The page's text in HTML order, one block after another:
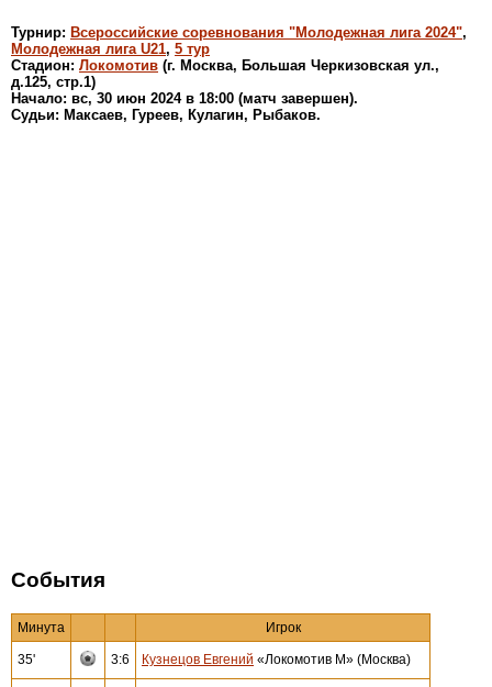
Турнир: Всероссийские соревнования "Молодежная лига 2024",
Молодежная лига U21, 5 тур
Стадион: Локомотив (г. Москва, Большая Черкизовская ул.,
д.125, стр.1)
Начало: вс, 30 июн 2024 в 18:00 (матч завершен).
Судьи: Максаев, Гуреев, Кулагин, Рыбаков.
События
Минута Игрок
35' 3:6 Кузнецов Евгений «Локомотив М» (Москва)